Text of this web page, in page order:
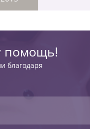
помощь!
благодаря